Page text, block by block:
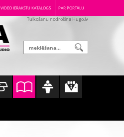
VIDEO IERAKSTU KATALOGS PAR PORTĀLU
Tulkošanu nodrošina Hugo.lv